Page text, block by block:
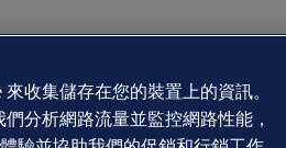
來收集儲存在您的裝置上的資訊。
們分析網路流量並監控網路性能，